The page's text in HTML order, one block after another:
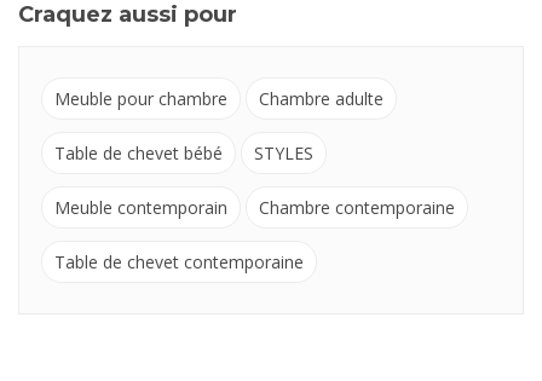
Craquez aussi pour
Meuble pour chambre Chambre adulte
Table de chevet bébé STYLES
Meuble contemporain Chambre contemporaine
Table de chevet contemporaine